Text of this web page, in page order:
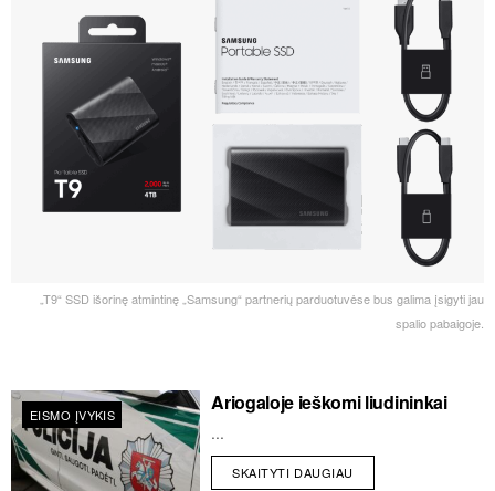
„T9“ SSD išorinę atmintinę „Samsung“ partnerių parduotuvėse bus galima įsigyti jau
spalio pabaigoje.
EISMO ĮVYKIS Ariogaloje ieškomi liudininkai
...
SKAITYTI DAUGIAU